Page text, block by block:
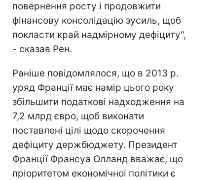
повернення росту і продовжити
фінансову консолідацію зусиль, щоб
покласти край надмірному дефіциту",
- сказав Рен.
Раніше повідомлялося, що в 2013 р.
уряд Франції має намір цього року
збільшити податкові надходження на
7,2 млрд євро, щоб виконати
поставлені цілі щодо скорочення
дефіциту держбюджету. Президент
Франції Франсуа Олланд вважає, що
пріоритетом економічної політики є